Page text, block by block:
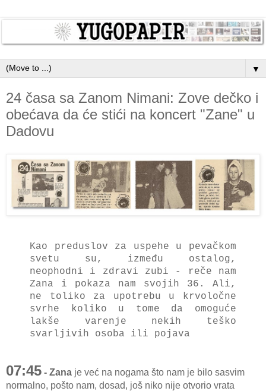
▼
24 časa sa Zanom Nimani: Zove dečko i
obećava da će stići na koncert "Zane" u
Dadovu
Kao preduslov za uspehe u pevačkom
svetu su, između ostalog,
neophodni i zdravi zubi - reče nam
Zana i pokaza nam svojih 36. Ali,
ne toliko za upotrebu u krvoločne
svrhe koliko u tome da omoguće
lakše varenje nekih teško
svarljivih osoba ili pojava
07:45 - Zana je već na nogama što nam je bilo sasvim
normalno, pošto nam, dosad, još niko nije otvorio vrata